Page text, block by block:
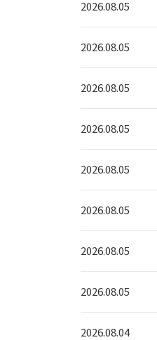
2026.08.05
2026.08.05
2026.08.05
2026.08.05
2026.08.05
2026.08.05
2026.08.05
2026.08.05
2026.08.04